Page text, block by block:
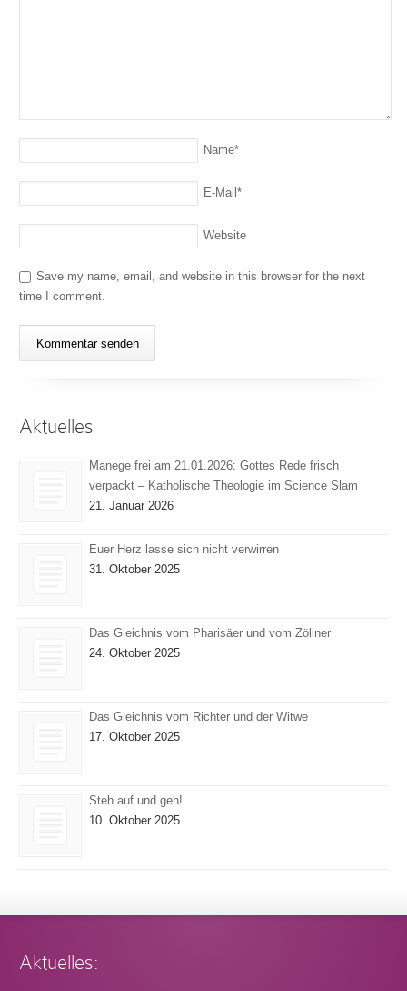
Name*
E-Mail*
Website
Save my name, email, and website in this browser for the next
time I comment.
Aktuelles
Manege frei am 21.01.2026: Gottes Rede frisch
verpackt – Katholische Theologie im Science Slam
21. Januar 2026
Euer Herz lasse sich nicht verwirren
31. Oktober 2025
Das Gleichnis vom Pharisäer und vom Zöllner
24. Oktober 2025
Das Gleichnis vom Richter und der Witwe
17. Oktober 2025
Steh auf und geh!
10. Oktober 2025
Aktuelles: